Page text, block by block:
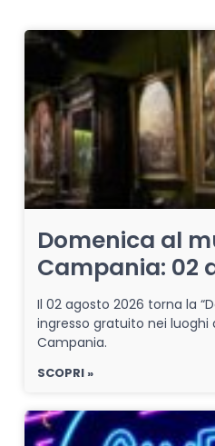
Domenica al
Campania: 02
Il 02 agosto 2026 torna la
ingresso gratuito nei
Campania.
SCOPRI »